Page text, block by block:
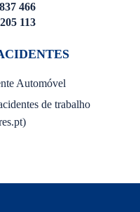
466
113
Automóvel
de trabalho